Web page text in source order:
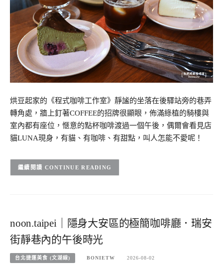
烘豆起家的《程式咖啡工作室》靜謐的坐落在後驛站旁的巷弄
轉角處，牆上釘著COFFEE的招牌很顯眼，佈滿綠植的騎樓與
室內都有座位，愜意的點杯咖啡渡過一個午後，偶爾會看見店
貓LUNA現身，有貓、有咖啡、有甜點，叫人怎能不愛呢！
CONTINUE READING
noon.taipei｜隱身大安區的極簡咖啡廳．瑞安
街靜巷內的午後時光
台北捷運美食 (文湖線) BONIETW 2026-08-02